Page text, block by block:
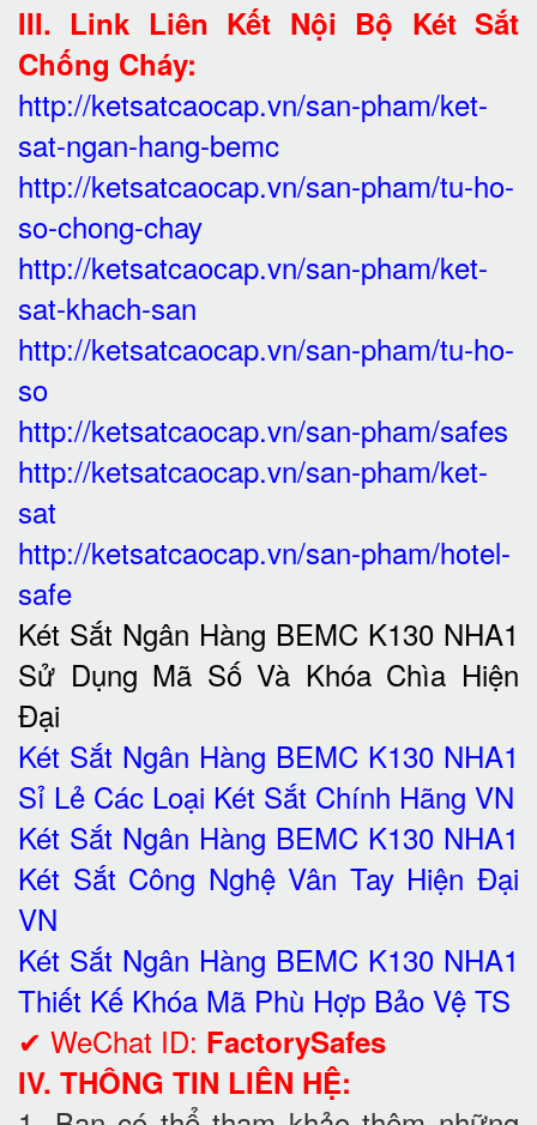
III. Link Liên Kết Nội Bộ Két Sắt
Chống Cháy:
http://ketsatcaocap.vn/san-pham/ket-
sat-ngan-hang-bemc
http://ketsatcaocap.vn/san-pham/tu-ho-
so-chong-chay
http://ketsatcaocap.vn/san-pham/ket-
sat-khach-san
http://ketsatcaocap.vn/san-pham/tu-ho-
so
http://ketsatcaocap.vn/san-pham/safes
http://ketsatcaocap.vn/san-pham/ket-
sat
http://ketsatcaocap.vn/san-pham/hotel-
safe
Két Sắt Ngân Hàng BEMC K130 NHA1
Sử Dụng Mã Số Và Khóa Chìa Hiện
Đại
Két Sắt Ngân Hàng BEMC K130 NHA1
Sỉ Lẻ Các Loại Két Sắt Chính Hãng VN
Két Sắt Ngân Hàng BEMC K130 NHA1
Két Sắt Công Nghệ Vân Tay Hiện Đại
VN
Két Sắt Ngân Hàng BEMC K130 NHA1
Thiết Kế Khóa Mã Phù Hợp Bảo Vệ TS
✔ WeChat ID: FactorySafes
IV. THÔNG TIN LIÊN HỆ: